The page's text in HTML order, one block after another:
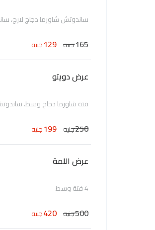
ساندوتش شاورما دجاج لارج،
165جنيه 129جنيه
عرض دويتو
فتة شاورما دجاج وسط،
250جنيه 199جنيه
عرض اللمة
4 فتة وسط
500جنيه 420جنيه